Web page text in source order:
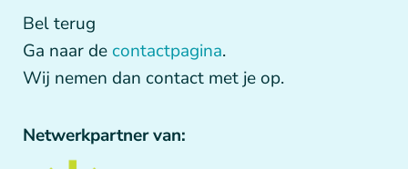
Bel terug
Ga naar de contactpagina.
Wij nemen dan contact met je op.
Netwerkpartner van: